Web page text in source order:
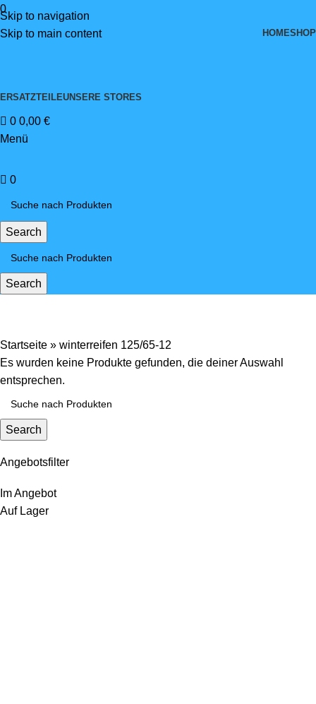
Skip to navigation
Skip to main content
0
HOMESHOP
ERSATZTEILEUNSERE STORES
0 0,00 €
Menü
0
Search
Search
Angebotsfilter
Im Angebot
Auf Lager
Startseite » winterreifen 125/65-12
Es wurden keine Produkte gefunden, die deiner Auswahl
entsprechen.
Search